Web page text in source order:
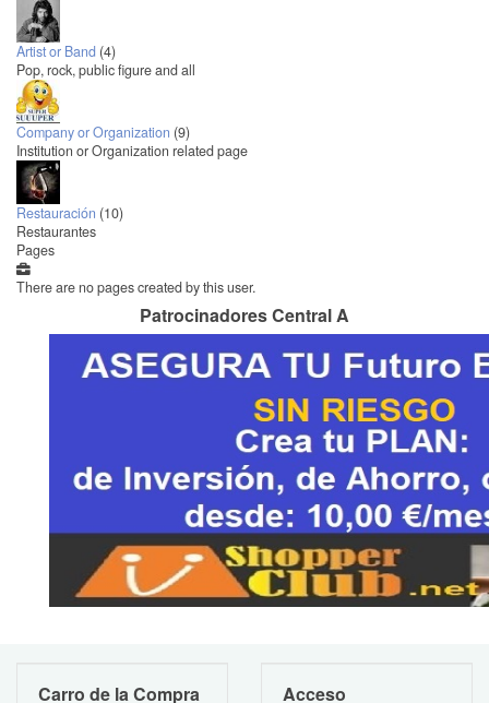
Artist or Band (4)
Pop, rock, public figure and all
Company or Organization (9)
Institution or Organization related page
Restauración (10)
Restaurantes
Pages
There are no pages created by this user.
Patrocinadores Central A
Carro de la Compra Acceso